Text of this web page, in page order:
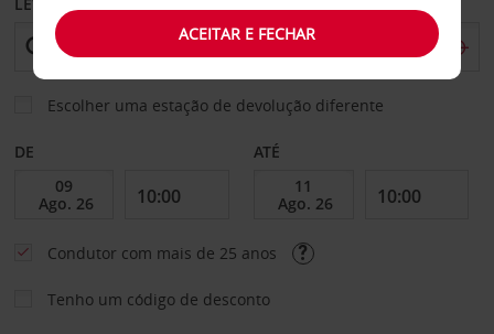
Escolher uma estação de devolução diferente
DE ATÉ
Condutor com mais de 25 anos
Tenho um código de desconto
ACEITAR E FECHAR